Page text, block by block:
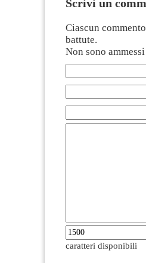
Scrivi un
Ciascun
battute.
Non sono
caratteri disponibili